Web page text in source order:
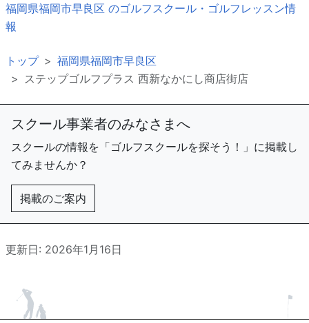
福岡県福岡市早良区 のゴルフスクール・ゴルフレッスン情
報
トップ
福岡県福岡市早良区
ステップゴルフプラス 西新なかにし商店街店
スクール事業者のみなさまへ
スクールの情報を「ゴルフスクールを探そう！」に掲載し
てみませんか？
掲載のご案内
更新日: 2026年1月16日